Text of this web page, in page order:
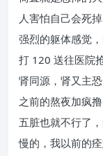
人害怕自己会死
强烈的躯体感觉
打 120 送往医院
肾同源，肾又主
之前的熬夜加疯
五脏也就不行了
慢的，我以前的